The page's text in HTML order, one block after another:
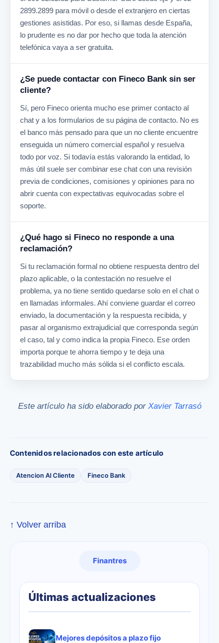
2899.2899 para móvil o desde el extranjero en ciertas
gestiones asistidas. Por eso, si llamas desde España,
lo prudente es no dar por hecho que toda la atención
telefónica vaya a ser gratuita.
¿Se puede contactar con Fineco Bank sin ser
cliente?
Sí, pero Fineco orienta mucho ese primer contacto al
chat y a los formularios de su página de contacto. No es
el banco más pensado para que un no cliente encuentre
enseguida un número comercial español y resuelva
todo por voz. Si todavía estás valorando la entidad, lo
más útil suele ser combinar ese chat con una revisión
previa de condiciones, comisiones y opiniones para no
abrir cuenta con expectativas equivocadas sobre el
soporte.
¿Qué hago si Fineco no responde a una
reclamación?
Si tu reclamación formal no obtiene respuesta dentro del
plazo aplicable, o la contestación no resuelve el
problema, ya no tiene sentido quedarse solo en el chat o
en llamadas informales. Ahí conviene guardar el correo
enviado, la documentación y la respuesta recibida, y
pasar al organismo extrajudicial que corresponda según
el caso, tal y como indica la propia Fineco. Ese orden
importa porque te ahorra tiempo y te deja una
trazabilidad mucho más sólida si el conflicto escala.
Este artículo ha sido elaborado por Xavier Tarrasó
Contenidos relacionados con este artículo
Atencion Al Cliente Fineco Bank
↑ Volver arriba
Finantres
Últimas actualizaciones
Mejores depósitos a plazo fijo